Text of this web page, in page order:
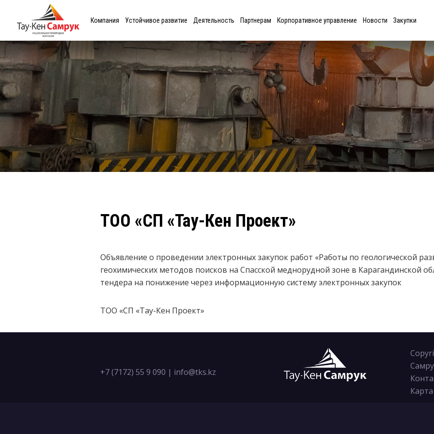
Компания Устойчивое развитие Деятельность Партнерам Корпоративное управление Новости Закупки
ТОО «СП «Тау-Кен Проект»
Объявление о проведении электронных закупок работ «Работы по геологической
геохимических методов поисков на Спасской меднорудной зоне в Карагандинской
тендера на понижение через информационную систему электронных закупок
ТОО «СП «Тау-Кен Проект»
+7 (7172) 55 9 090 | info@tks.kz